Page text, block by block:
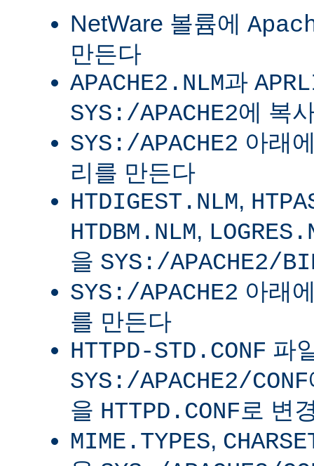
NetWare 볼륨에
만든다
APACHE2.NLM과
SYS:/APACHE2에 복
SYS:/APACHE2 아래
리를 만든다
HTDIGEST.NLM,
HTDBM.NLM,
을 SYS:/APACHE2/
SYS:/APACHE2 아래
를 만든다
HTTPD-STD.CONF 파
SYS:/APACHE2/CONF
을 HTTPD.CONF 로 변
MIME.TYPES,